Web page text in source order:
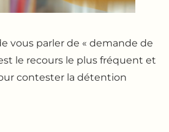
vous parler de « demande de
le recours le plus fréquent et
contester la détention